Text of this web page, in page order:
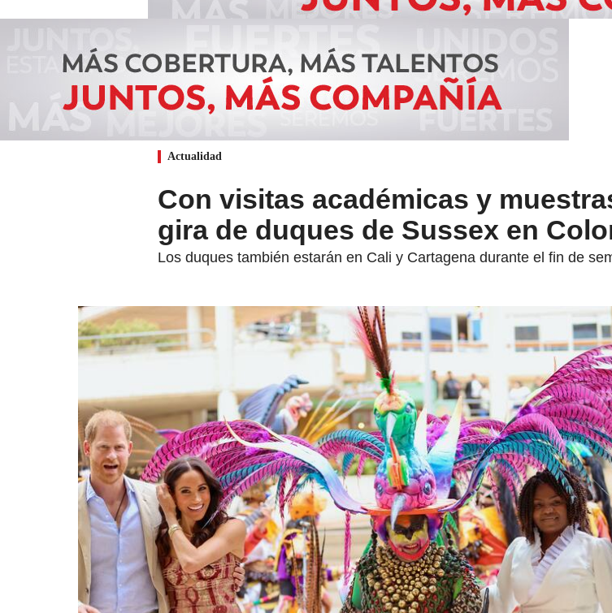
Actualidad
Con visitas académicas y
gira de duques de Sussex en
Los duques también estarán en Cali y Cartagena durante el fin de